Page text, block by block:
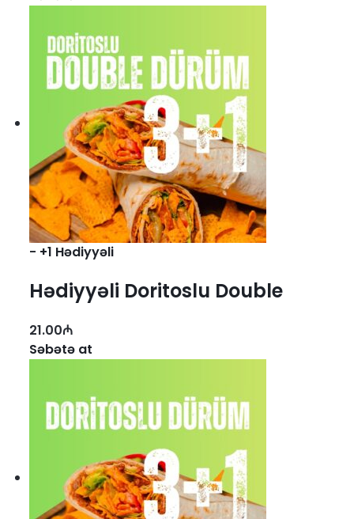
- +1 Hədiyyəli
Hədiyyəli Doritoslu Double
Dürüm 3+1 (130 qr.)
21.00₼
Səbətə at